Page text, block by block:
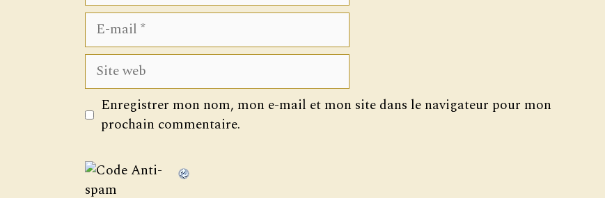
E-
mail
Site
web
Enregistrer mon nom, mon e-mail et mon site dans le navigateur pour mon
prochain commentaire.